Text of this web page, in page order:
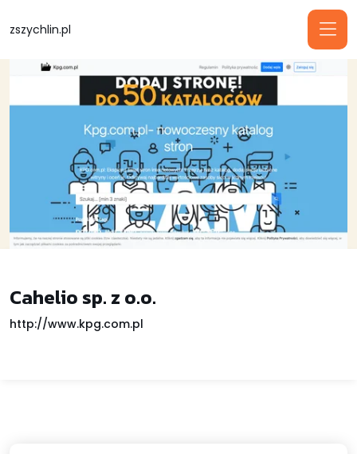
zszychlin.pl
Cahelio sp. z o.o.
http://www.kpg.com.pl